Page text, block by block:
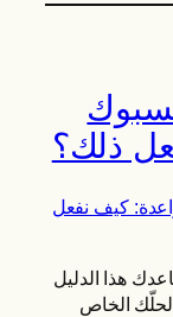
ذلك؟
هذا الدليل
لحلّك الخاص